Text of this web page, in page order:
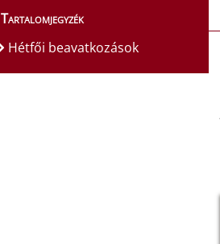
Tartalomjegyzék
Hétfői beavatkozások